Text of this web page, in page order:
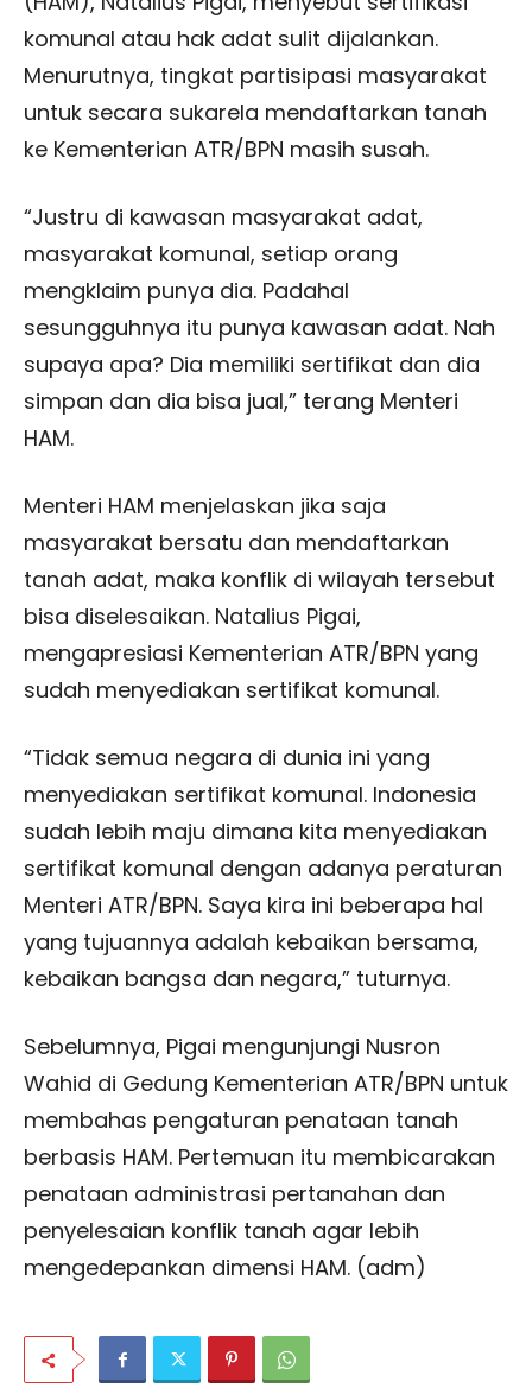
komunal atau hak adat sulit dijalankan.
Menurutnya, tingkat partisipasi masyarakat
untuk secara sukarela mendaftarkan tanah
ke Kementerian ATR/BPN masih susah.
“Justru di kawasan masyarakat adat,
masyarakat komunal, setiap orang
mengklaim punya dia. Padahal
sesungguhnya itu punya kawasan adat. Nah
supaya apa? Dia memiliki sertifikat dan dia
simpan dan dia bisa jual,” terang Menteri
HAM.
Menteri HAM menjelaskan jika saja
masyarakat bersatu dan mendaftarkan
tanah adat, maka konflik di wilayah tersebut
bisa diselesaikan. Natalius Pigai,
mengapresiasi Kementerian ATR/BPN yang
sudah menyediakan sertifikat komunal.
“Tidak semua negara di dunia ini yang
menyediakan sertifikat komunal. Indonesia
sudah lebih maju dimana kita menyediakan
sertifikat komunal dengan adanya peraturan
Menteri ATR/BPN. Saya kira ini beberapa hal
yang tujuannya adalah kebaikan bersama,
kebaikan bangsa dan negara,” tuturnya.
Sebelumnya, Pigai mengunjungi Nusron
Wahid di Gedung Kementerian ATR/BPN untuk
membahas pengaturan penataan tanah
berbasis HAM. Pertemuan itu membicarakan
penataan administrasi pertanahan dan
penyelesaian konflik tanah agar lebih
mengedepankan dimensi HAM. (adm)